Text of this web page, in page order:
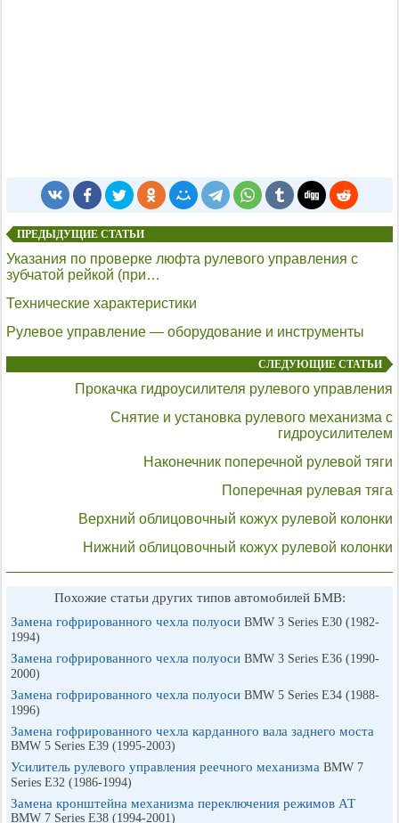
ПРЕДЫДУЩИЕ СТАТЬИ
Указания по проверке люфта рулевого управления с
зубчатой рейкой (при…
Технические характеристики
Рулевое управление — оборудование и инструменты
СЛЕДУЮЩИЕ СТАТЬИ
Прокачка гидроусилителя рулевого управления
Снятие и установка рулевого механизма с
гидроусилителем
Наконечник поперечной рулевой тяги
Поперечная рулевая тяга
Верхний облицовочный кожух рулевой колонки
Нижний облицовочный кожух рулевой колонки
Похожие статьи других типов автомобилей БМВ:
Замена гофрированного чехла полуоси BMW 3 Series E30 (1982-
1994)
Замена гофрированного чехла полуоси BMW 3 Series E36 (1990-
2000)
Замена гофрированного чехла полуоси BMW 5 Series E34 (1988-
1996)
Замена гофрированного чехла карданного вала заднего моста
BMW 5 Series E39 (1995-2003)
Усилитель рулевого управления реечного механизма BMW 7
Series E32 (1986-1994)
Замена кронштейна механизма переключения режимов АТ
BMW 7 Series E38 (1994-2001)